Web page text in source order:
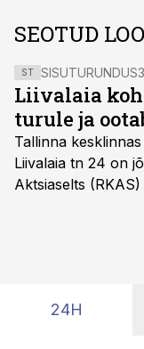
SEOTUD
ST SISUTURUNDUS
Liivalaia
turule ja
Tallinna
Liivalaia tn 24 on
Aktsiaselts
24H